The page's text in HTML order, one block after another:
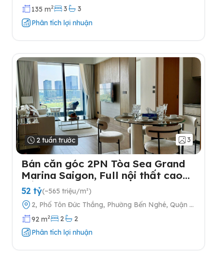
Hà Nội
135 m2 3
3
Phân tích lợi nhuận
2 tuần trước 3
Bán căn góc 2PN Tòa Sea Grand
Marina Saigon, Full nội thất cao
cấp
52 tỷ(~565 triệu/m²)
2, Phố Tôn Đức Thắng, Phường Bến Nghé, Quận 1,
Thành phố Hồ Chí Minh
92 m2 2
2
Phân tích lợi nhuận